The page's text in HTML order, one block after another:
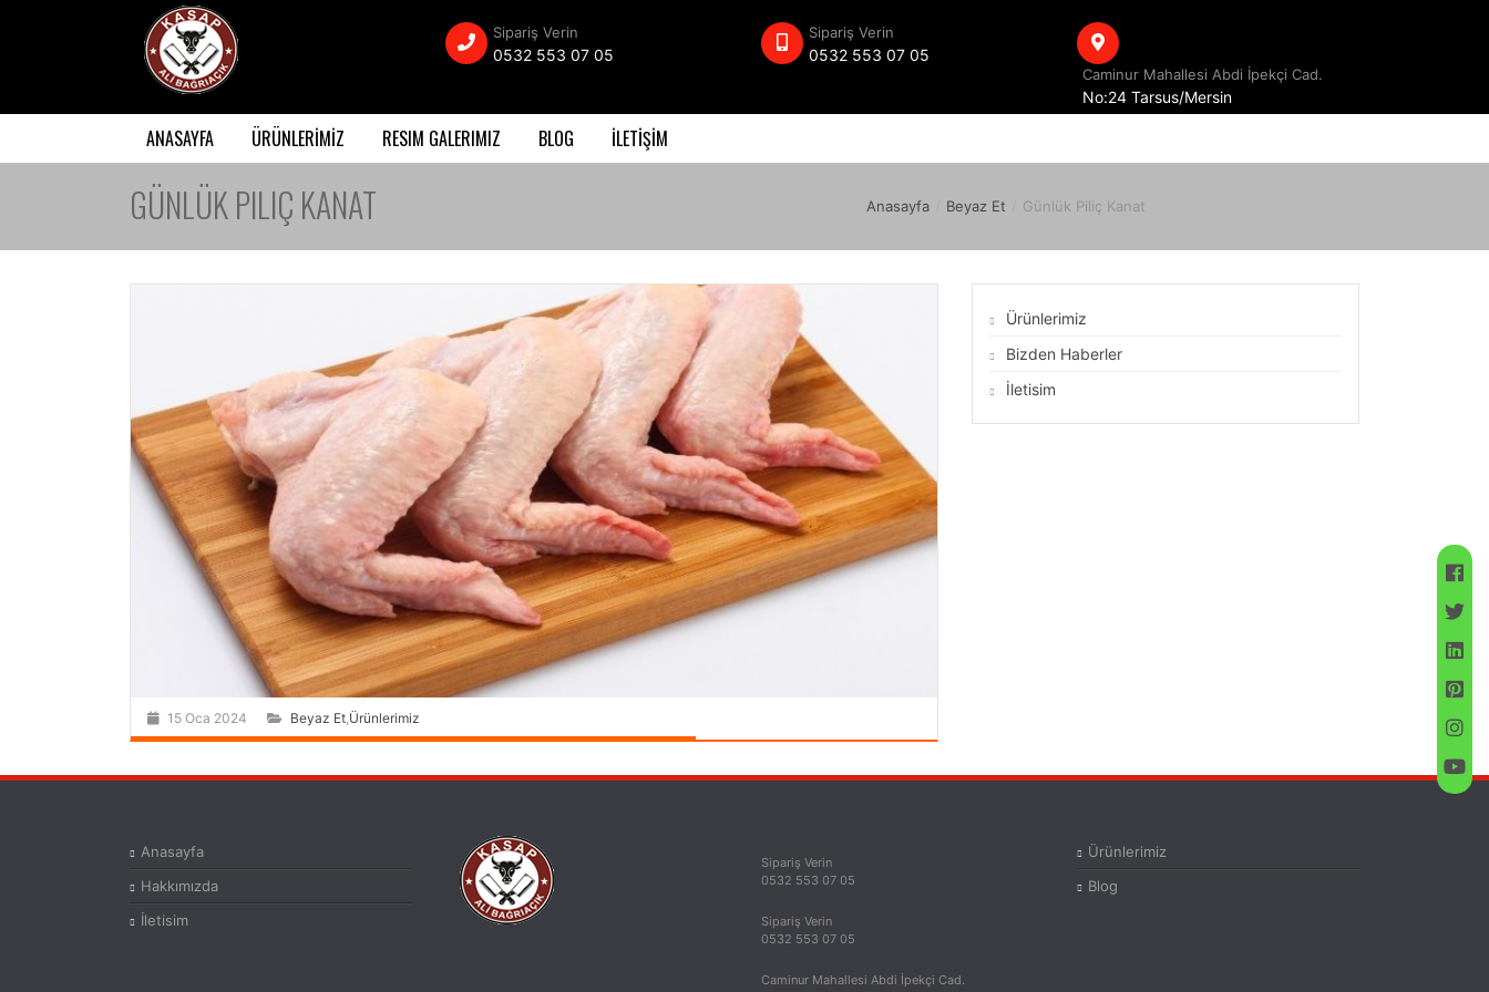
Sipariş Verin
0532 553 07 05
Sipariş Verin
0532 553 07 05
Caminur Mahallesi Abdi İpekçi Cad.
No:24 Tarsus/Mersin
ANASAYFA ÜRÜNLERİMİZ RESIM GALERIMIZ BLOG İLETİŞİM
GÜNLÜK PILIÇ KANAT Anasayfa Beyaz Et Günlük Piliç Kanat
15 Oca 2024 Beyaz Et,Ürünlerimiz
Ürünlerimiz
Bizden Haberler
İletisim
Anasayfa
Hakkımızda
İletisim
Sipariş Verin
0532 553 07 05
Sipariş Verin
0532 553 07 05
Caminur Mahallesi Abdi İpekçi Cad.
Ürünlerimiz
Blog